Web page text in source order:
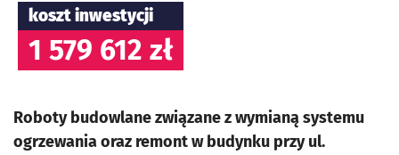
koszt inwestycji
1 579 612 zł
Roboty budowlane związane z wymianą systemu
ogrzewania oraz remont w budynku przy ul.